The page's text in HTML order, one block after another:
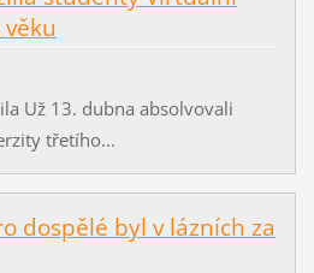
Už 13. dubna absolvovali
třetího...
dospělé byl v lázních za